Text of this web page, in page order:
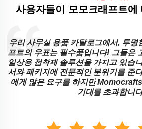
사용자들이 모모크래프트에
교육 기관은 모모크래프트의 스티커
할 수 없습니다! 어른이나 아이들이
하는 기발한 방법을 제시합니다. 그들
실 조직과 점수를 부여하는 데 가장
래프트의 제품으로 공부 환경이